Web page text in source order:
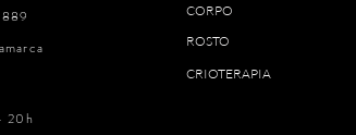
20h
CORPO
ROSTO
CRIOTERAPIA